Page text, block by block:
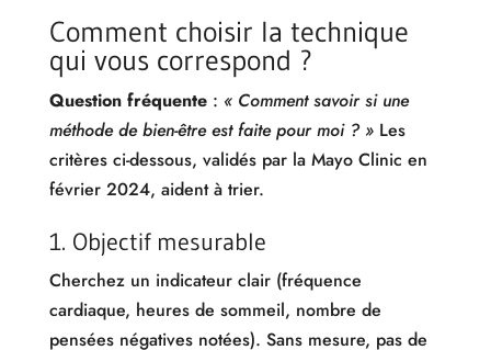
Comment choisir la technique
qui vous correspond ?
Question fréquente: « Comment savoir si une
méthode de bien-être est faite pour moi ? »Les
critères ci-dessous, validés par la Mayo Clinic en
février 2024, aident à trier.
1. Objectif mesurable
Cherchez un indicateur clair (fréquence
cardiaque, heures de sommeil, nombre de
pensées négatives notées). Sans mesure, pas de